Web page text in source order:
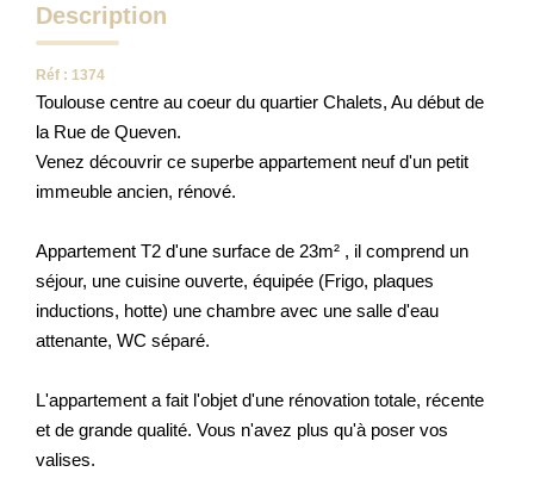
Description
Réf : 1374
Toulouse centre au coeur du quartier Chalets, Au début de
la Rue de Queven.
Venez découvrir ce superbe appartement neuf d'un petit
immeuble ancien, rénové.
Appartement T2 d'une surface de 23m² , il comprend un
séjour, une cuisine ouverte, équipée (Frigo, plaques
inductions, hotte) une chambre avec une salle d'eau
attenante, WC séparé.
L'appartement a fait l'objet d'une rénovation totale, récente
et de grande qualité. Vous n'avez plus qu'à poser vos
valises.